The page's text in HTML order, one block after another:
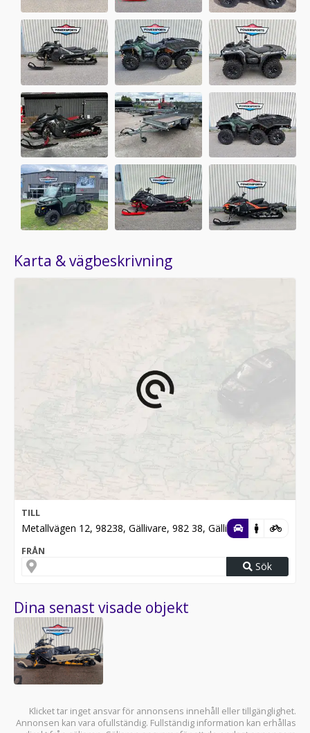
Karta & vägbeskrivning
TILL
Metallvägen 12, 98238, Gällivare, 982 38, Gällivare
FRÅN
Sök
Dina senast visade objekt
Klicket tar inget ansvar för annonsens innehåll eller tillgänglighet.
Annonsen kan vara ofullständig. Fullständig information kan erhållas